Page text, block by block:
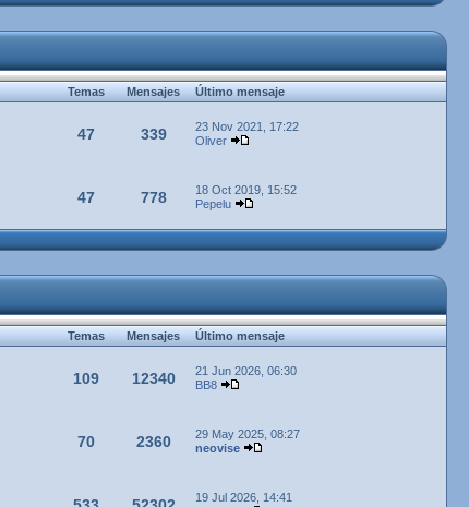
TemasMensajesÚltimo mensaje
47 339
23 Nov 2021, 17:22
Oliver
47 778
18 Oct 2019, 15:52
Pepelu
TemasMensajesÚltimo mensaje
109 12340
21 Jun 2026, 06:30
BB8
70 2360
29 May 2025, 08:27
neovise
19 Jul 2026, 14:41